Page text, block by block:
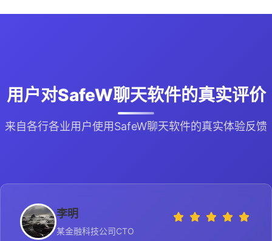
用户对SafeW聊天软件的真实评价
来自各行各业用户使用SafeW聊天软件的真实体验反馈
李明
某金融科技公司CTO